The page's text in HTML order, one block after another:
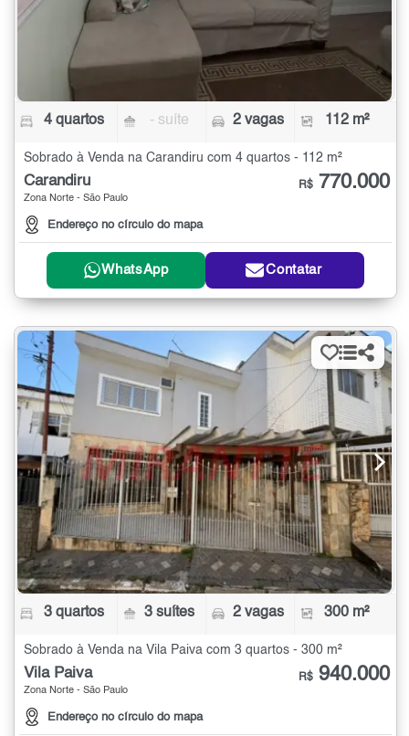
4 quartos - suíte 2 vagas 112 m²
Sobrado à Venda na Carandiru com 4 quartos - 112 m²
Carandiru
Zona Norte - São Paulo
Endereço no círculo do mapa
R$ 770.000
WhatsApp Contatar
3 quartos 3 suítes 2 vagas 300 m²
Sobrado à Venda na Vila Paiva com 3 quartos - 300 m²
Vila Paiva
Zona Norte - São Paulo
Endereço no círculo do mapa
R$ 940.000